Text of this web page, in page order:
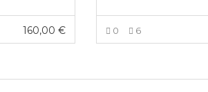
160,00€ 0 6